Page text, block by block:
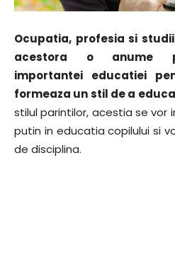
Ocupatia, profesia si
acestora o anume
importantei educatiei
formeaza un stil de a educa
stilul parintilor, acestia se vor
putin in educatia copilului si
de disciplina.